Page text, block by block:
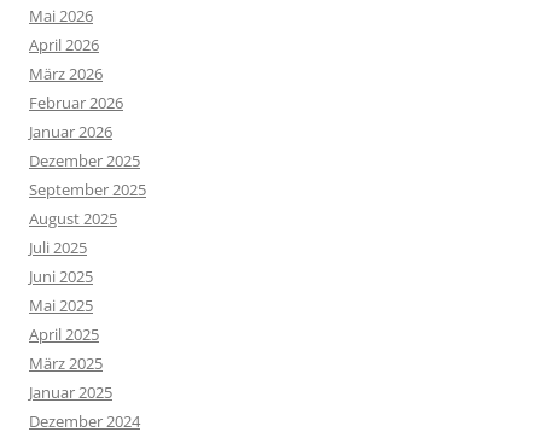
Mai 2026
April 2026
März 2026
Februar 2026
Januar 2026
Dezember 2025
September 2025
August 2025
Juli 2025
Juni 2025
Mai 2025
April 2025
März 2025
Januar 2025
Dezember 2024